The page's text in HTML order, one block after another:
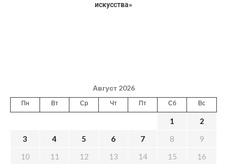
искусства»
Август 2026
Пн Вт Ср Чт Пт Сб Вс
1
2
3
4 5 6 7 8
9
10
11 12 13 14 15
16